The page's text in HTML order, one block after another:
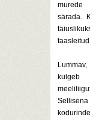
murede
särada.
kulgeb
Sellisena